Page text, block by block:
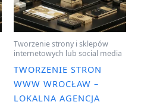
Tworzenie strony i sklepów
internetowych lub social media
TWORZENIE STRON
WWW WROCŁAW –
LOKALNA AGENCJA